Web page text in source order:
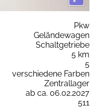
Pkw
Geländewagen
Schaltgetriebe
5 km
5
verschiedene Farben
Zentrallager
ab ca. 06.02.2027
511